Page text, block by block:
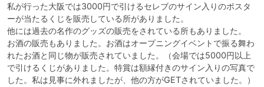
私が行った大阪では3000円で引けるセレブのサイン入りのポスタ
ーが当たるくじを販売している所がありました。
他には過去の名作のグッズの販売をされている所もありました。
お酒の販売もありました。お酒はオープニングイベントで振る舞わ
れたお酒と同じ物が販売されていました。（会場では5000円以上
で引けるくじがありました。特賞は額縁付きのサイン入りの写真で
した。私は見事に外れましたが、他の方がGETされていました。）